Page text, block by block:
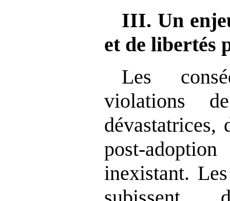
III. Un
et de libertés
Les
violations
dévastatrices,
inexistant.